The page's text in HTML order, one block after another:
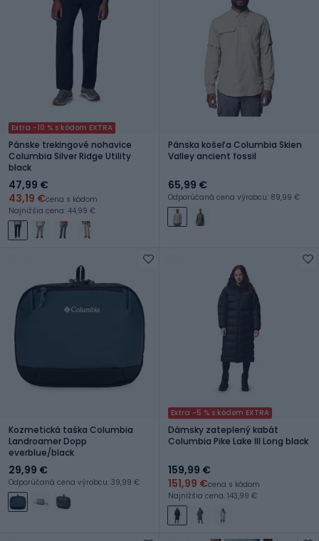
Extra -10 % s kódom EXTRA
Pánske trekingové nohavice
Columbia Silver Ridge Utility
black
47,99 €
43,19 €cena s kódom
Najnižšia cena: 44,99 €
Pánska košeľa Columbia Skien
Valley ancient fossil
65,99 €
Odporúčaná cena výrobcu: 89,99 €
Kozmetická taška Columbia
Landroamer Dopp
everblue/black
29,99 €
Odporúčaná cena výrobcu: 39,99 €
Extra -5 % s kódom EXTRA
Dámsky zateplený kabát
Columbia Pike Lake III Long black
159,99 €
151,99 €cena s kódom
Najnižšia cena: 143,99 €